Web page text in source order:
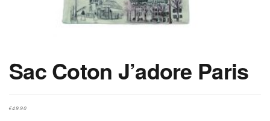
Sac Coton J’adore Paris
€49.90